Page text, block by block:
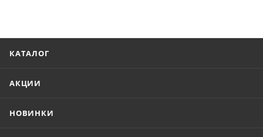
КАТАЛОГ
АКЦИИ
НОВИНКИ